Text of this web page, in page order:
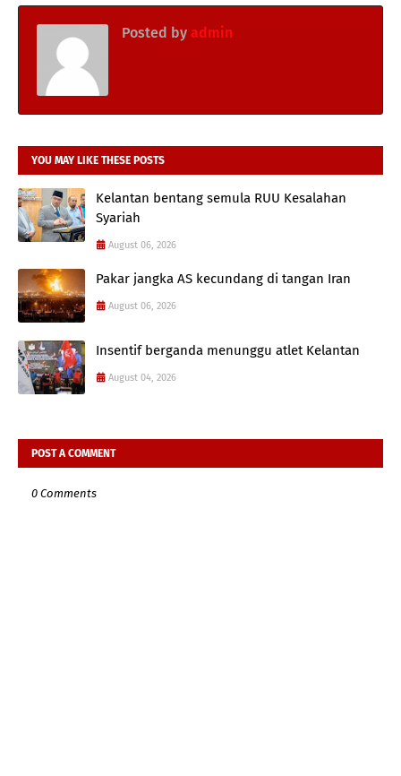
Posted by admin
YOU MAY LIKE THESE POSTS
Kelantan bentang semula RUU Kesalahan
Syariah
August 06, 2026
Pakar jangka AS kecundang di tangan Iran
August 06, 2026
Insentif berganda menunggu atlet Kelantan
August 04, 2026
POST A COMMENT
0 Comments